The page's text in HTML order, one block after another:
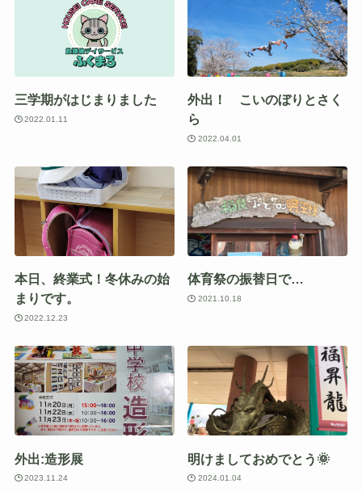
三学期がはじまりました
2022.01.11
外出！ こいのぼりとさく
ら
2022.04.01
本日、終業式！冬休みの始
まりです。
2022.12.23
体育祭の振替日で…
2021.10.18
外出:造形展
2023.11.24
明けましておめでとう🌞
2024.01.04